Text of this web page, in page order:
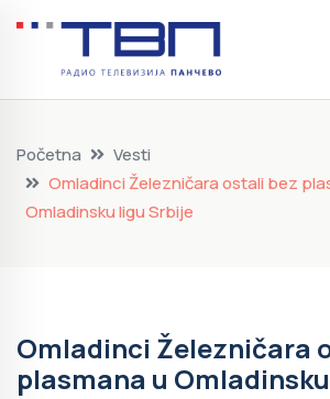
Početna
Vesti
Omladinci Železničara ostali bez
Omladinsku ligu Srbije
Omladinci Železničara
plasmana u